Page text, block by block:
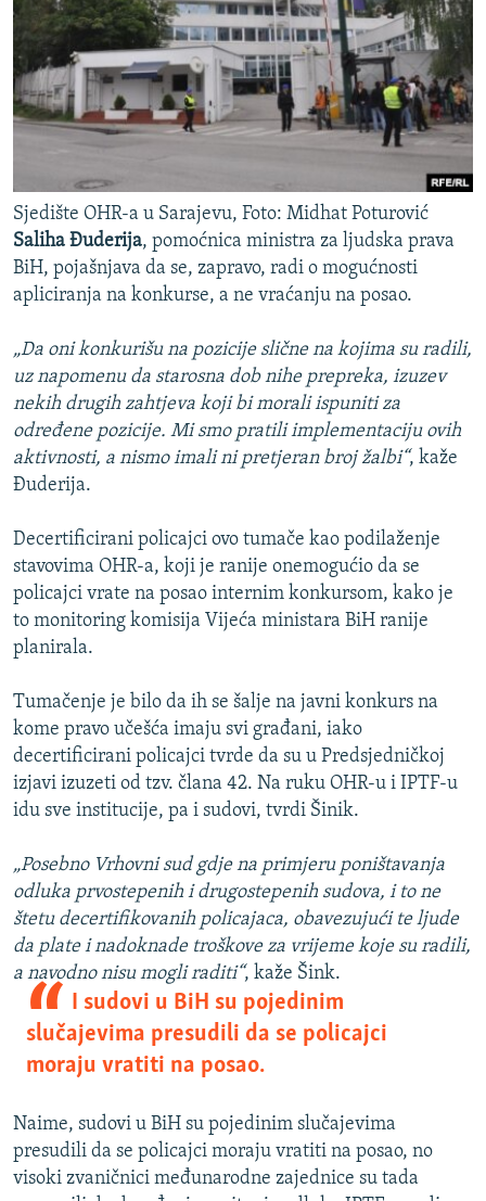
Sjedište OHR-a u Sarajevu, Foto: Midhat Poturović
Saliha Đuderija, pomoćnica ministra za ljudska prava
BiH, pojašnjava da se, zapravo, radi o mogućnosti
apliciranja na konkurse, a ne vraćanju na posao.
„Da oni konkurišu na pozicije slične na kojima su radili,
uz napomenu da starosna dob nihe prepreka, izuzev
nekih drugih zahtjeva koji bi morali ispuniti za
određene pozicije. Mi smo pratili implementaciju ovih
aktivnosti, a nismo imali ni pretjeran broj žalbi“, kaže
Đuderija.
Decertificirani policajci ovo tumače kao podilaženje
stavovima OHR-a, koji je ranije onemogućio da se
policajci vrate na posao internim konkursom, kako je
to monitoring komisija Vijeća ministara BiH ranije
planirala.
Tumačenje je bilo da ih se šalje na javni konkurs na
kome pravo učešća imaju svi građani, iako
decertificirani policajci tvrde da su u Predsjedničkoj
izjavi izuzeti od tzv. člana 42. Na ruku OHR-u i IPTF-u
idu sve institucije, pa i sudovi, tvrdi Šinik.
„Posebno Vrhovni sud gdje na primjeru poništavanja
odluka prvostepenih i drugostepenih sudova, i to ne
štetu decertifikovanih policajaca, obavezujući te ljude
da plate i nadoknade troškove za vrijeme koje su radili,
a navodno nisu mogli raditi“, kaže Šink.
I sudovi u BiH su pojedinim
slučajevima presudili da se policajci
moraju vratiti na posao.
Naime, sudovi u BiH su pojedinim slučajevima
presudili da se policajci moraju vratiti na posao, no
visoki zvaničnici međunarodne zajednice su tada